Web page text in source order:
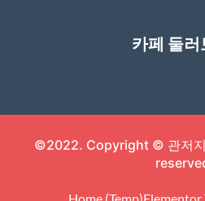
카페 둘러
©2022. Copyright © 관저